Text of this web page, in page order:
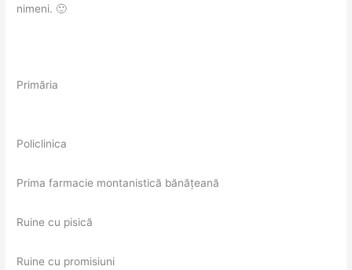
nimeni. 🙂
Primăria
Policlinica
Prima farmacie montanistică bănățeană
Ruine cu pisică
Ruine cu promisiuni